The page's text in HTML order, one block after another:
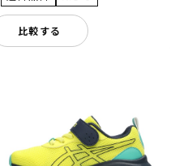
比較する